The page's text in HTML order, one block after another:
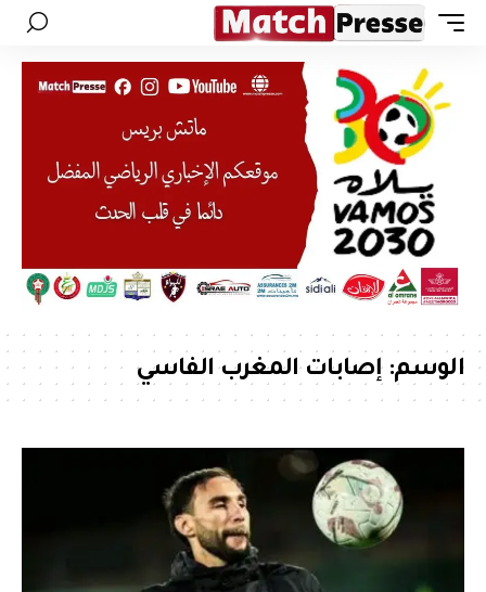
الوسم:إصابات المغرب الفاسي